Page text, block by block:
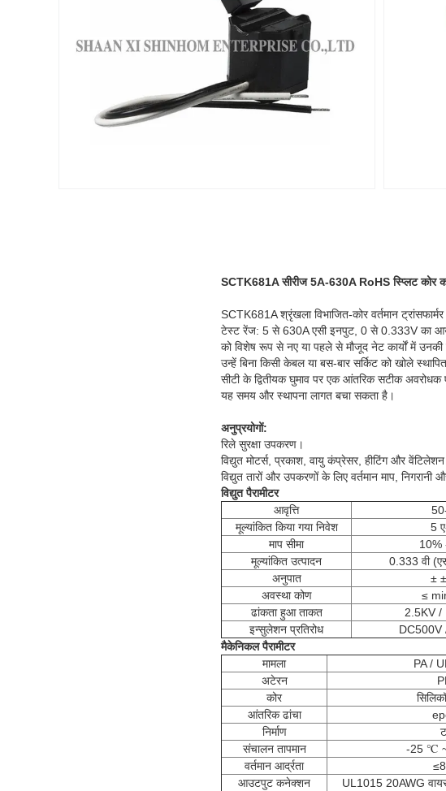
SCTK681A सीरीज 5A-630A RoHS स्प्लिट कोर
SCTK681A श्रृंखला विभाजित-कोर वर्तमान ट्रांसफार्मर
टेस्ट रेंज: 5 से 630A एसी इनपुट, 0 से 0.333V का
को विशेष रूप से नए या पहले से मौजूद नेट कार्यों में उनकी
उन्हें बिना किसी केबल या बस-बार सर्किट को खोले
सीटी के द्वितीयक घुमाव पर एक आंतरिक सटीक
यह समय और स्थापना लागत बचा सकता है।
अनुप्रयोगों:
रिले सुरक्षा उपकरण।
विद्युत मोटर्स, प्रकाश, वायु कंप्रेसर, हीटिंग और
विद्युत तारों और उपकरणों के लिए वर्तमान माप, निगरानी
विद्युत पैरामीटर
आवृत्ति
मूल्यांकित किया गया निवेश
5
माप सीमा
10%
मूल्यांकित उत्पादन
0.333 वी
अनुपात
±
अवस्था कोण
≤
ढांकता हुआ ताकत
2.5KV /
इन्सुलेशन प्रतिरोध
मैकेनिकल पैरामीटर
मामला
PA /
अटेरन
कोर
आंतरिक ढांचा
निर्माण
संचालन तापमान
-25 ℃
वर्तमान आर्द्रता
आउटपुट कनेक्शन
UL1015 20AWG